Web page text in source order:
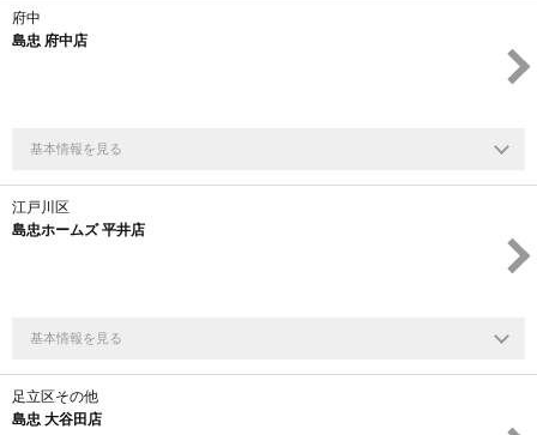
府中
島忠 府中店
基本情報を見る
江戸川区
島忠ホームズ 平井店
基本情報を見る
足立区その他
島忠 大谷田店